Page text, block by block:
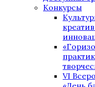
Конкурсы
VI